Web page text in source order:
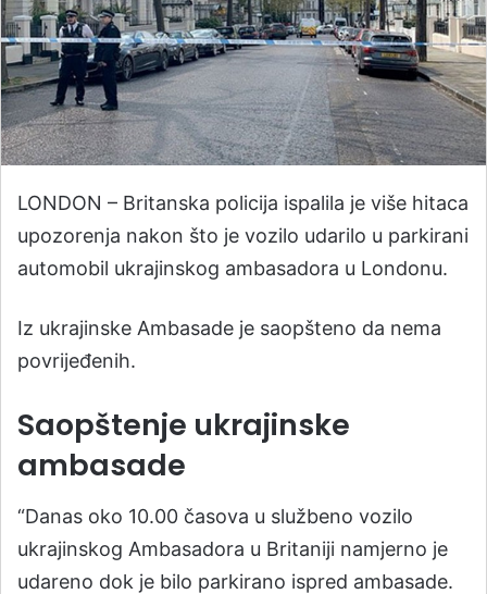
LONDON – Britanska policija ispalila je više hitaca
upozorenja nakon što je vozilo udarilo u parkirani
automobil ukrajinskog ambasadora u Londonu.
Iz ukrajinske Ambasade je saopšteno da nema
povrijeđenih.
Saopštenje ukrajinske
ambasade
“Danas oko 10.00 časova u službeno vozilo
ukrajinskog Ambasadora u Britaniji namjerno je
udareno dok je bilo parkirano ispred ambasade.